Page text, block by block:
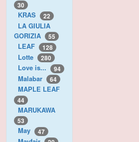
30
KRAS 22
LA GIULIA
GORIZIA
55
LEAF 128
Lotte 280
Love is... 94
Malabar 64
MAPLE LEAF
44
MARUKAWA
53
May 47